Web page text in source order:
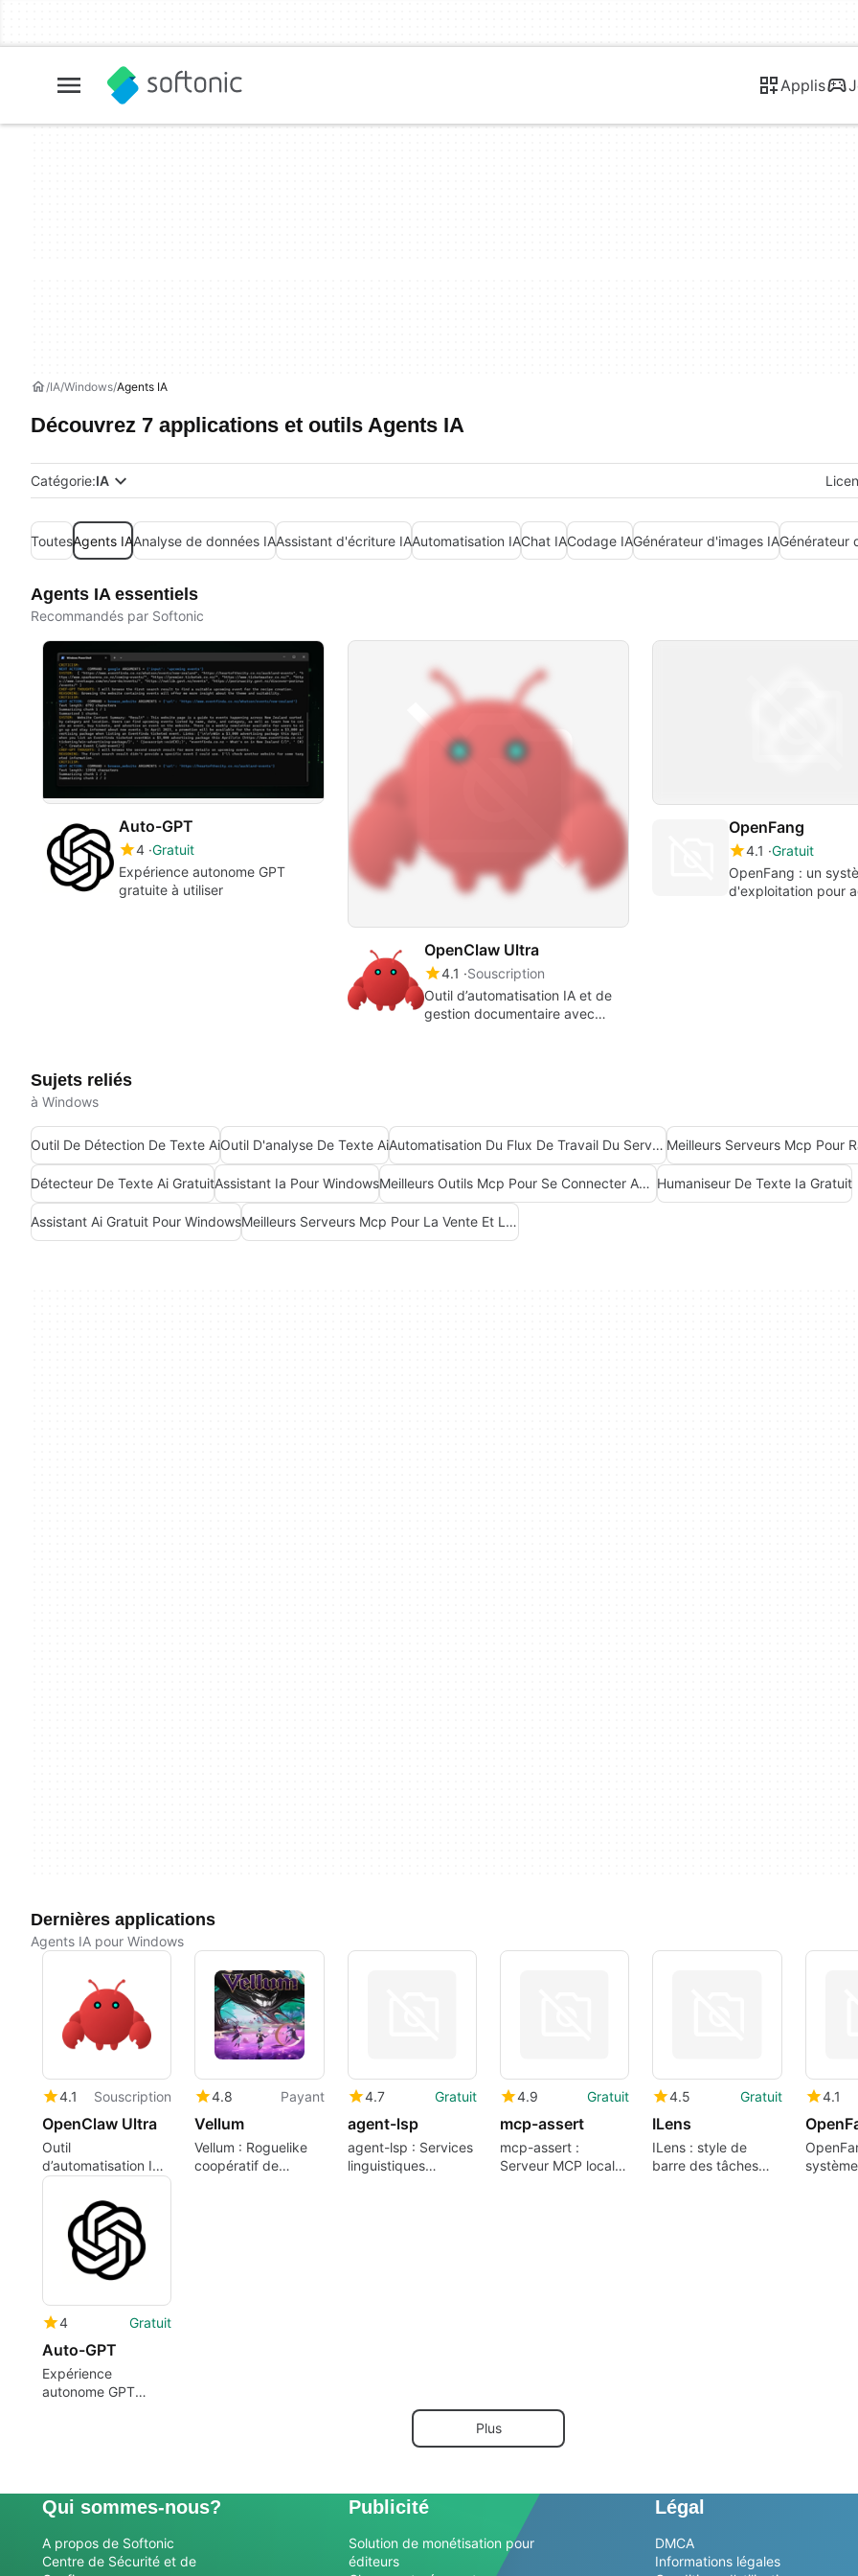
Applis
IA Windows Agents IA
Découvrez 7 applications et outils Agents IA
Catégorie:IA
ToutesAgents IAAnalyse de données IAAssistant d'écriture IAAutomatisation IAChat IACodage IAGénérateur d'images IAGénérateur
Agents IA essentiels
Recommandés par Softonic
Auto-GPT
4 Gratuit
Expérience autonome GPT
gratuite à utiliser
OpenClaw Ultra
4.1
Souscription
Outil d’automatisation IA et de
gestion documentaire avec
OpenFang
4.1
Gratuit
OpenFang : un
d'exploitation pour
Sujets reliés
à Windows
Outil De Détection De Texte AiOutil D'analyse De Texte Ai Automatisation Du Flux De Travail Du Serveur Mcp Meilleurs Serveurs Mcp Pour
Détecteur De Texte Ai GratuitAssistant Ia Pour Windows Meilleurs Outils Mcp Pour Se Connecter Aux Données Humaniseur De Texte Ia Gratuit
Assistant Ai Gratuit Pour Windows Meilleurs Serveurs Mcp Pour La Vente Et Le Marketing D'affaires
Dernières applications
Agents IA pour Windows
4.1 Souscription
OpenClaw Ultra
Outil
d’automatisation IA
et de gestion
documentaire avec
agents intelligents
4.8 Payant
Vellum
Vellum : Roguelike
coopératif de
4.7 Gratuit
agent-lsp
agent-lsp : Services
linguistiques
4.9 Gratuit
mcp-assert
mcp-assert :
Serveur MCP local
4.5 Gratuit
ILens
ILens : style de
barre des tâches
4.1
système
4 Gratuit
Auto-GPT
Expérience
autonome GPT
Plus
Qui sommes-nous?
A propos de Softonic
Centre de Sécurité et de
Publicité
Solution de monétisation pour
éditeurs
Légal
DMCA
Informations légales